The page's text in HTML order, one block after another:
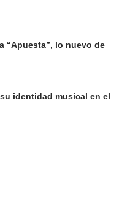
“Apuesta”, lo nuevo de
identidad musical en el